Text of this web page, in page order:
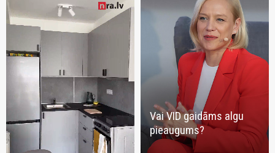
Vai VID gaidāms algu
pieaugums?